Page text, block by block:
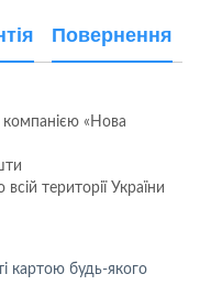
Повернення
компанією «Нова
території України
картою будь-якого